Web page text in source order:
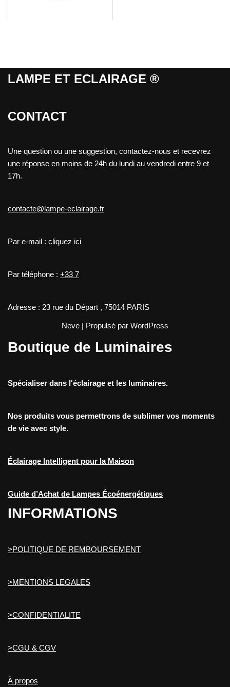
LAMPE ET ECLAIRAGE ®
CONTACT
Une question ou une suggestion, contactez-nous et recevrez
une réponse en moins de 24h du lundi au vendredi entre 9 et
17h.
contacte@lampe-eclairage.fr
Par e-mail : cliquez ici
Par téléphone : +33 7
Adresse : 23 rue du Départ , 75014 PARIS
Neve | Propulsé par WordPress
Boutique de Luminaires
Spécialiser dans l'éclairage et les luminaires.
Nos produits vous permettrons de sublimer vos moments
de vie avec style.
Éclairage Intelligent pour la Maison
Guide d’Achat de Lampes Écoénergétiques
INFORMATIONS
>POLITIQUE DE REMBOURSEMENT
>MENTIONS LEGALES
>CONFIDENTIALITE
>CGU & CGV
À propos